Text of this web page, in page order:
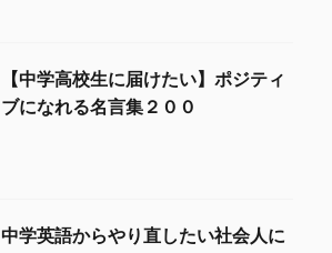
【中学高校生に届けたい】ポジティ
ブになれる名言集２００
中学英語からやり直したい社会人に